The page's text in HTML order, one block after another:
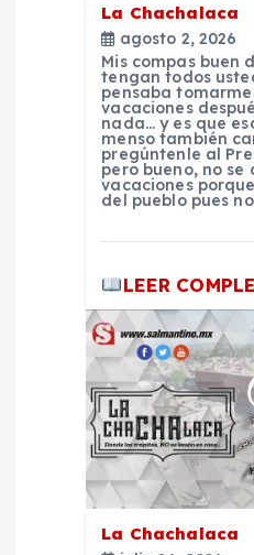
La Chachalaca
agosto 2, 2026
Mis compas buen
tengan todos
pensaba
vacaciones
nada… y es que
menso también
pregúntenle al
pero bueno, no se
vacaciones
del pueblo pues
LEER
La Chachalaca